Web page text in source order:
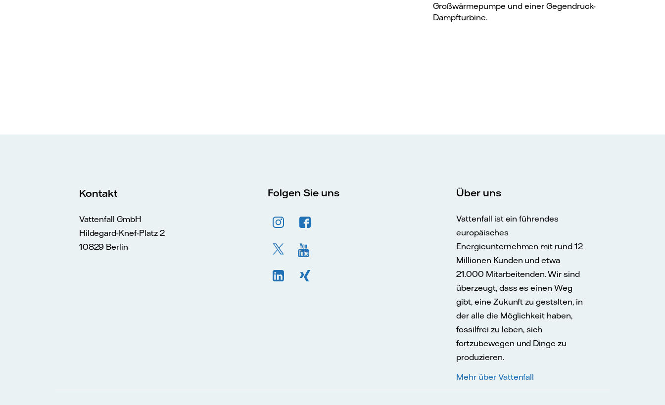
Großwärmepumpe und einer Gegendruck-
Dampfturbine.
Kontakt
Vattenfall GmbH
Hildegard-Knef-Platz 2
10829 Berlin
Folgen Sie uns Über uns
Vattenfall ist ein führendes
europäisches
Energieunternehmen mit rund 12
Millionen Kunden und etwa
21.000 Mitarbeitenden. Wir sind
überzeugt, dass es einen Weg
gibt, eine Zukunft zu gestalten, in
der alle die Möglichkeit haben,
fossilfrei zu leben, sich
fortzubewegen und Dinge zu
produzieren.
Mehr über Vattenfall